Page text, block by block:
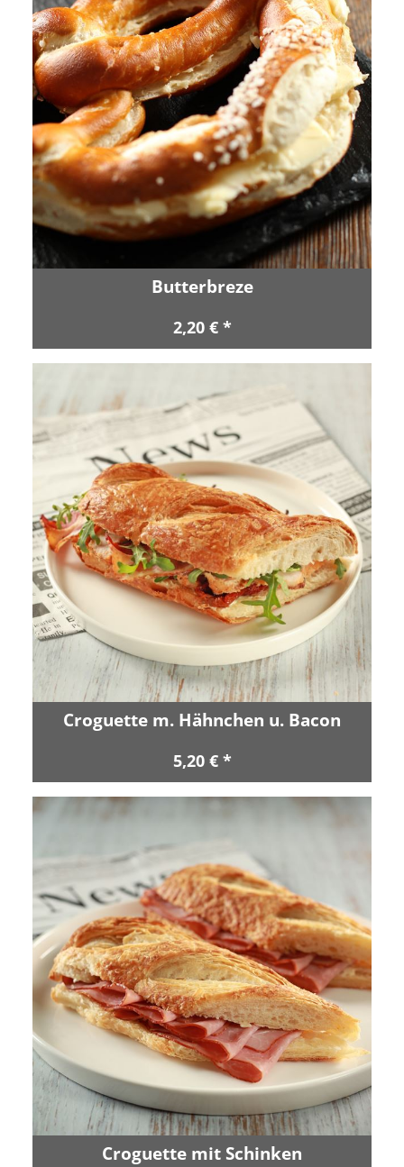
Butterbreze
2,20 € *
Croguette m. Hähnchen u. Bacon
5,20 € *
Croguette mit Schinken